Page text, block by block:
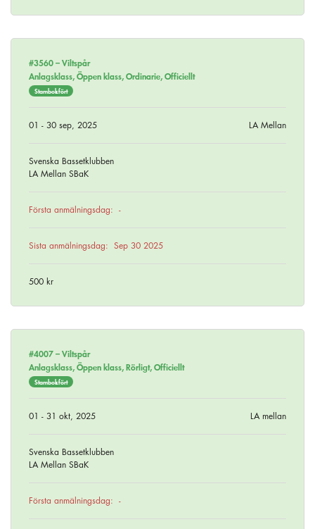
#3560 –Viltspår
Anlagsklass, Öppen klass, Ordinarie, Officiellt
Stambokfört
01 - 30 sep, 2025 LA Mellan
Svenska Bassetklubben
LA Mellan SBaK
Första anmälningsdag: -
Sista anmälningsdag: Sep 30 2025
500 kr
#4007 –Viltspår
Anlagsklass, Öppen klass, Rörligt, Officiellt
Stambokfört
01 - 31 okt, 2025 LA mellan
Svenska Bassetklubben
LA Mellan SBaK
Första anmälningsdag: -